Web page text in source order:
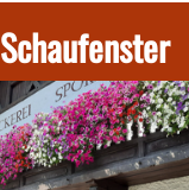
Schaufenster